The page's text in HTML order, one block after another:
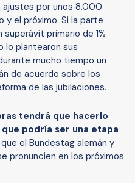
ajustes por unos 8.000
y el próximo. Si la parte
primario de 1%
lo plantearon sus
mucho tiempo un
de acuerdo sobre los
de las jubilaciones.
tendrá que hacerlo
podría ser una etapa
que el Bundestag alemán y
pronuncien en los próximos